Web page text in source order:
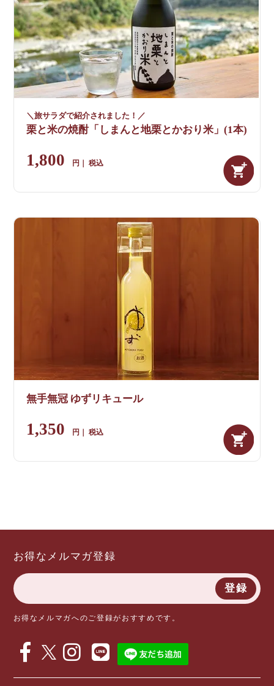
＼旅サラダで紹介されました！／
栗と米の焼酎「しまんと地栗とかおり米」(1本)
1,800 税込
無手無冠 ゆずリキュール
1,350 税込
お得なメルマガ登録
登録
お得なメルマガへのご登録がおすすめです。